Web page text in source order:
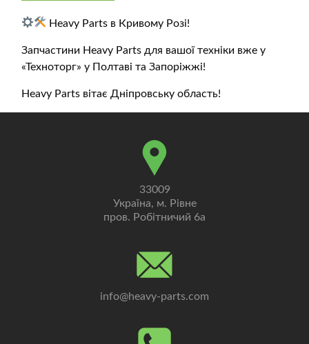
Heavy Parts в Кривому Розі!
Запчастини Heavy Parts для вашої техніки вже у
«Техноторг» у Полтаві та Запоріжжі!
Heavy Parts вітає Дніпровську область!
33009
Україна, м. Рівне
пров. Робітничий 6а
info@heavy-parts.com